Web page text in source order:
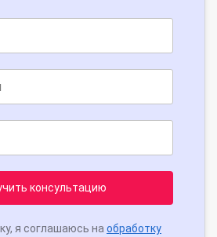
консультацию
я соглашаюсь на обработку